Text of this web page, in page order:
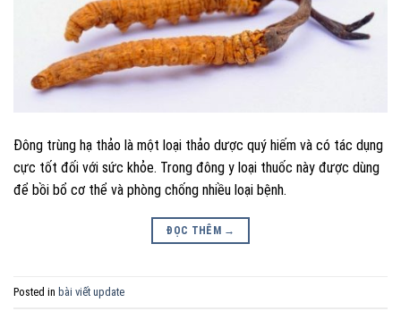
Đông trùng hạ thảo là một loại thảo dược quý hiếm và có tác dụng
cực tốt đối với sức khỏe. Trong đông y loại thuốc này được dùng
để bồi bổ cơ thể và phòng chống nhiều loại bệnh.
ĐỌC THÊM →
Posted in bài viết update